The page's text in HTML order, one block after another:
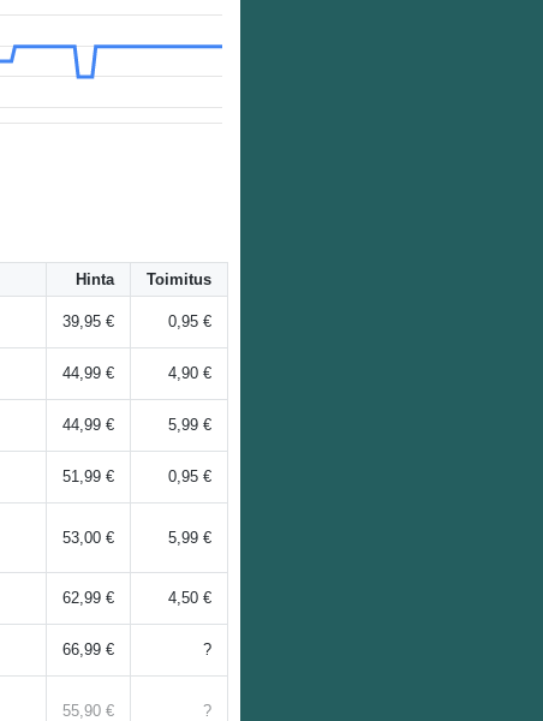
Hinta Toimitus
39,95 € 0,95 €
44,99 € 4,90 €
44,99 € 5,99 €
51,99 € 0,95 €
53,00 € 5,99 €
62,99 € 4,50 €
66,99 € ?
55,90 € ?